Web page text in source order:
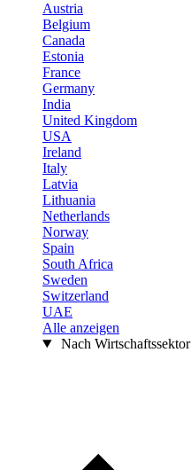
Austria
Belgium
Canada
Estonia
France
Germany
India
United Kingdom
USA
Ireland
Italy
Latvia
Lithuania
Netherlands
Norway
Spain
South Africa
Sweden
Switzerland
UAE
Alle anzeigen
Nach Wirtschaftssektor